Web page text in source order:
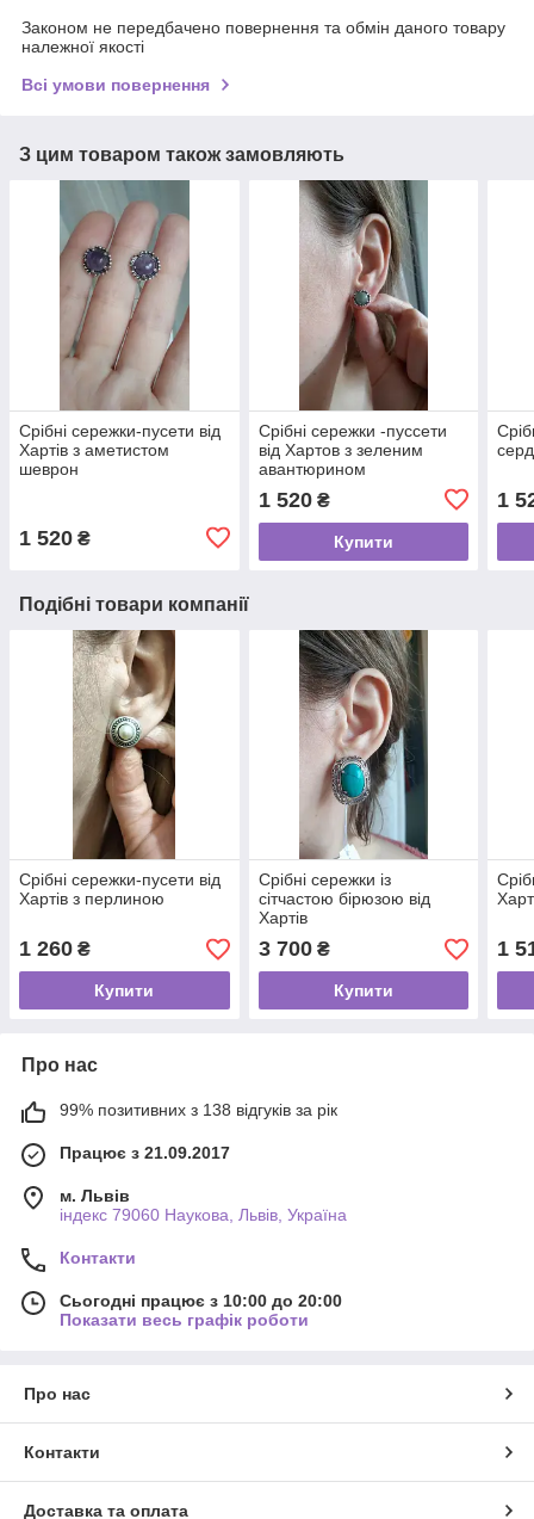
Законом не передбачено повернення та обмін даного товару
належної якості
Всі умови повернення
З цим товаром також замовляють
Срібні сережки-пусети від
Хартів з аметистом
шеврон
1 520 ₴
Срібні сережки -пуссети
від Хартов з зеленим
авантюрином
1 520₴
Купити
1
Подібні товари компанії
Срібні сережки-пусети від
Хартів з перлиною
1 260 ₴
Купити
Срібні сережки із
сітчастою бірюзою від
Хартів
3 700₴
Купити
1
Про нас
99% позитивних з 138 відгуків за рік
Працює з 21.09.2017
м. Львів
індекс 79060 Наукова, Львів, Україна
Контакти
Сьогодні працює з 10:00 до 20:00
Показати весь графік роботи
Про нас
Контакти
Доставка та оплата